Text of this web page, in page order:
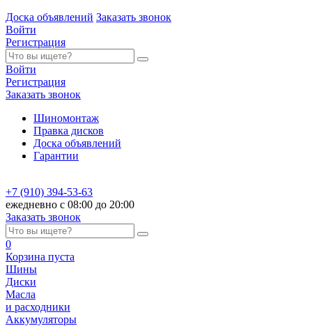
Доска объявлений Заказать звонок
Войти
Регистрация
Войти
Регистрация
Заказать звонок
Шиномонтаж
Правка дисков
Доска объявлений
Гарантии
+7 (910) 394-53-63
ежедневно с 08:00 до 20:00
Заказать звонок
0
Корзина пуста
Шины
Диски
Масла
и расходники
Аккумуляторы